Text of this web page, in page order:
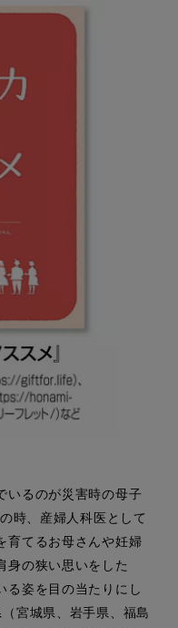
るのが災害時の母子
時、産婦人科医として
育てるお母さんや妊婦
身の狭い思いをした
る姿を目の当たりにし
宮城県、岩手県、福島